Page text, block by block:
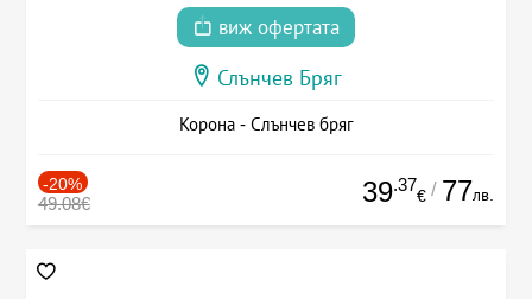
виж офертата
Слънчев Бряг
Корона - Слънчев бряг
-20%
49.08€ 39.37
€ / 77лв.